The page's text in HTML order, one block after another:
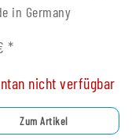
in Germany
*
nicht verfügbar
Zum Artikel